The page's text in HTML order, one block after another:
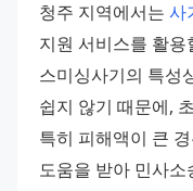
청주 지역에서는 사
지원 서비스를 활
스미싱사기의 특성
쉽지 않기 때문에,
특히 피해액이 큰
도움을 받아 민사